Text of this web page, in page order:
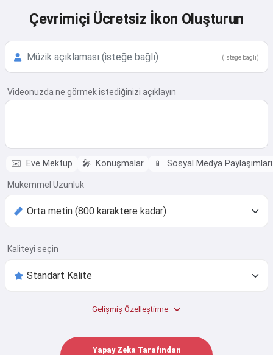
Çevrimiçi Ücretsiz İkon Oluşturun
(isteğe bağlı)
Videonuzda ne görmek istediğinizi açıklayın
✉️ Eve Mektup 🎤 Konuşmalar 📱 Sosyal Medya Paylaşımları
Mükemmel Uzunluk
Kaliteyi seçin
Gelişmiş Özelleştirme
Yapay Zeka Tarafından